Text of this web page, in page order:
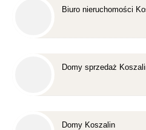
Biuro nieruchomości
Domy sprzedaż
Domy Koszalin